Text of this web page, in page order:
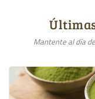
Mantente al día